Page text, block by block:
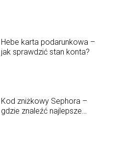
Hebe karta podarunkowa –
jak sprawdzić stan konta?
Kod zniżkowy Sephora –
gdzie znaleźć najlepsze